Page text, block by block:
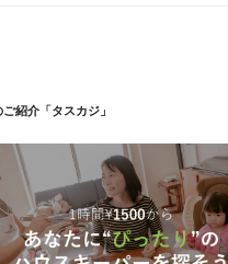
紹介「タスカジ」